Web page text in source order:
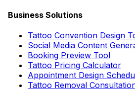
Business Solutions
Tattoo Convention Design
Social Media Content
Booking Preview Tool
Tattoo Pricing Calculator
Appointment Design
Tattoo Removal